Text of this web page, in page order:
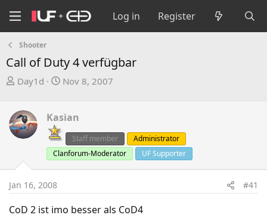
Log in Register
Shooter
Call of Duty 4 verfügbar
T
e
a
t
a
t
Day1d
S
r
d
a
t
Nov 8, 2007
Kasian
Staff member
Administrator
Clanforum-Moderator
UF Supporter
Jan 16, 2008 #41
CoD 2 ist imo besser als CoD4